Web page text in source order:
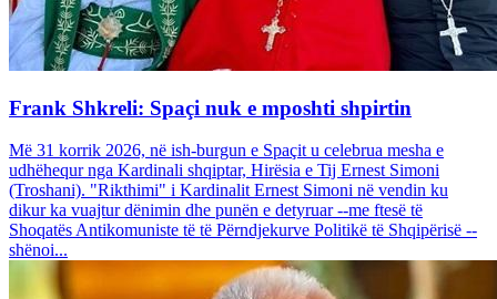
Frank Shkreli: Spaçi nuk e mposhti shpirtin
Më 31 korrik 2026, në ish-burgun e Spaçit u celebrua mesha e
udhëhequr nga Kardinali shqiptar, Hirësia e Tij Ernest Simoni
(Troshani). "Rikthimi" i Kardinalit Ernest Simoni në vendin ku
dikur ka vuajtur dënimin dhe punën e detyruar --me ftesë të
Shoqatës Antikomuniste të të Përndjekurve Politikë të Shqipërisë --
shënoi...